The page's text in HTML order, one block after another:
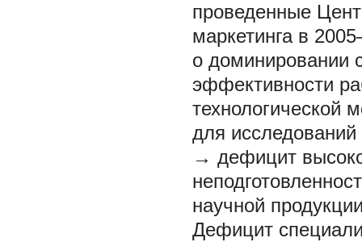
проведенные
маркетинга в
о доминировании
эффективности
технологической
для
→ дефицит
научной
Дефицит